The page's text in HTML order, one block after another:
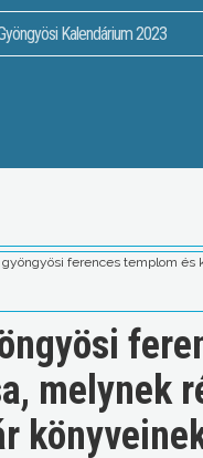
Kalendárium 2023
gyöngyösi ferences templom
melynek